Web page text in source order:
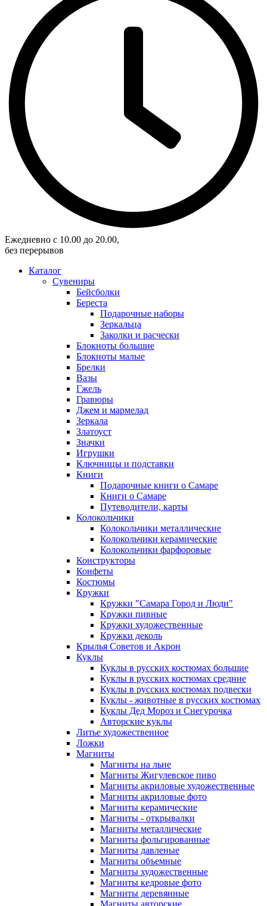
Eжедневно с 10.00 до 20.00,
без перерывов
Каталог
Сувениры
Бейсболки
Береста
Подарочные наборы
Зеркальца
Заколки и расчески
Блокноты большие
Блокноты малые
Брелки
Вазы
Гжель
Гравюры
Джем и мармелад
Зеркала
Златоуст
Значки
Игрушки
Ключницы и подставки
Книги
Подарочные книги о Самаре
Книги о Самаре
Путеводители, карты
Колокольчики
Колокольчики металлические
Колокольчики керамические
Колокольчики фарфоровые
Конструкторы
Конфеты
Костюмы
Кружки
Кружки "Самара Город и Люди"
Кружки пивные
Кружки художественные
Кружки деколь
Крылья Советов и Акрон
Куклы
Куклы в русских костюмах большие
Куклы в русских костюмах средние
Куклы в русских костюмах подвески
Куклы - животные в русских костюмах
Куклы Дед Мороз и Снегурочка
Авторские куклы
Литье художественное
Ложки
Магниты
Магниты на льне
Магниты Жигулевское пиво
Магниты акриловые художественные
Магниты акриловые фото
Магниты керамические
Магниты - открывалки
Магниты металлические
Магниты фольгированные
Магниты давленые
Магниты объемные
Магниты художественные
Магниты кедровые фото
Магниты деревянные
Магниты авторские